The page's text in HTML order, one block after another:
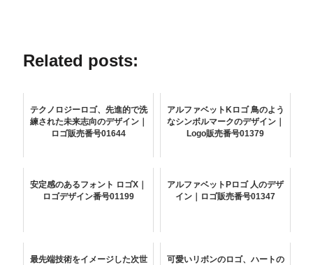
Related posts:
テクノロジーロゴ、先進的で洗
練された未来志向のデザイン｜
ロゴ販売番号01644
アルファベットKロゴ 鳥のよう
なシンボルマークのデザイン｜
Logo販売番号01379
安定感のあるフォント ロゴX｜
ロゴデザイン番号01199
アルファベットPロゴ 人のデザ
イン｜ロゴ販売番号01347
最先端技術をイメージした次世
可愛いリボンのロゴ、ハートの